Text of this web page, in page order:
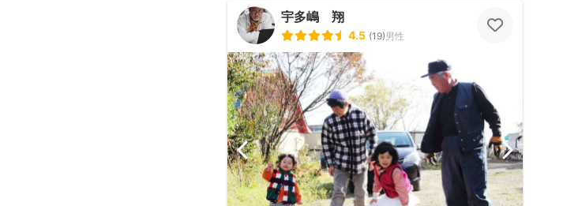
宇多嶋 翔
4.5 (19)男性